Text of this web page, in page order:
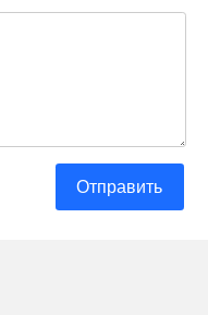
Отправить